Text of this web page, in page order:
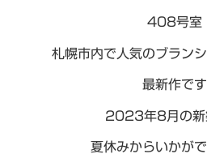
408号室
札幌市内で人気のブラン
最新作です
2023年8月の新
夏休みからいかが